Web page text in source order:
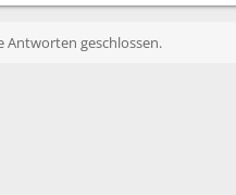
Antworten geschlossen.